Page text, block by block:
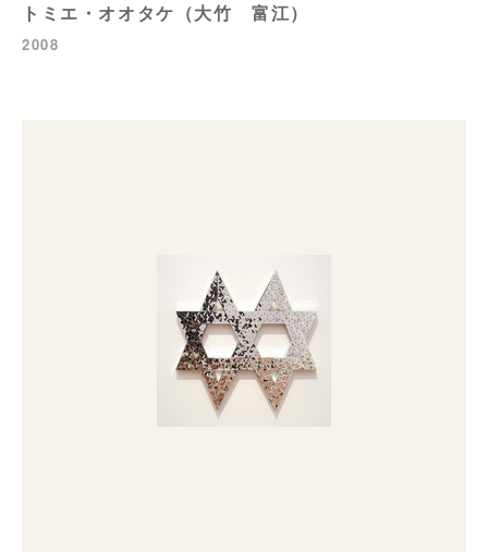
トミエ・オオタケ（大竹 富江）
2008